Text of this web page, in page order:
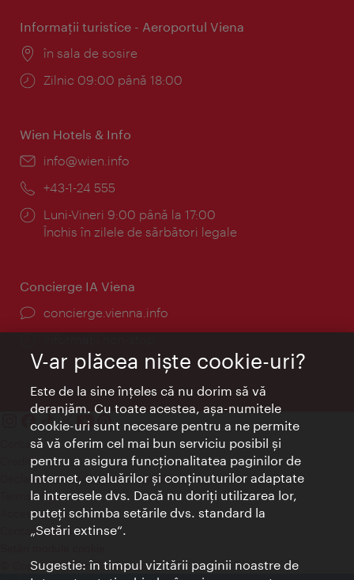
Informaţii turistice - Aeroportul Viena
Locul:
în sala de sosire
Program:
Zilnic 09:00 până 18:00
Wien Hotels & Info
E-
info@wien.info
Telefon:
+43-1-24 555
Program:
Luni-Vineri 9:00 până la 17:00
Închis în zilele de sărbători legale
Concierge IA Viena
concierge.vienna.info
Contact
Credits
Declaraţie privind protecţia datelor
Terms of Use
Accesibilitate
Contact presa
© Copyright Wien Tourismus
V-ar plăcea nişte cookie-uri?
Este de la sine înţeles că nu dorim să vă
deranjăm. Cu toate acestea, aşa-numitele
cookie-uri sunt necesare pentru a ne permite
să vă oferim cel mai bun serviciu posibil şi
pentru a asigura funcţionalitatea paginilor de
Internet, evaluărilor şi conţinuturilor adaptate
la interesele dvs. Dacă nu doriţi utilizarea lor,
puteţi schimba setările dvs. standard la
„Setări extinse“.
Sugestie: în timpul vizitării paginii noastre de